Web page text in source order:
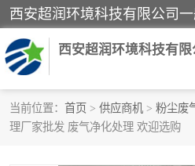
西安超润环境科技有限
当前位置： 首页 > 供应商机 > 粉尘废
理厂家批发 废气净化处理 欢迎选购
洁净手术室